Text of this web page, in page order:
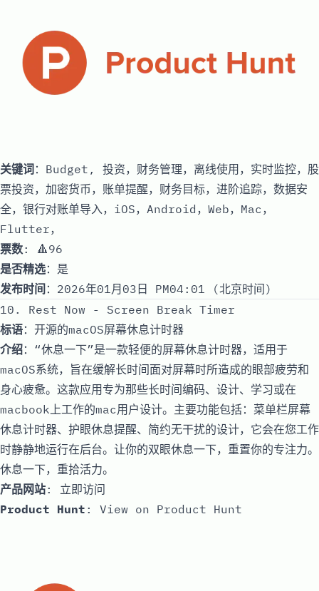
关键词 ：Budget, 投资，财务管理，离线使用，实时监控，股
票投资，加密货币，账单提醒，财务目标，进阶追踪，数据安
全，银行对账单导入，iOS，Android，Web，Mac，
Flutter，
票数: 🔺96
是否精选：是
发布时间 ：2026年01月03日 PM04:01 (北京时间)
10. Rest Now - Screen Break Timer
标语：开源的macOS屏幕休息计时器
介绍：“休息一下”是一款轻便的屏幕休息计时器，适用于
macOS系统，旨在缓解长时间面对屏幕时所造成的眼部疲劳和
身心疲惫。这款应用专为那些长时间编码、设计、学习或在
macbook上工作的mac用户设计。主要功能包括：菜单栏屏幕
休息计时器、护眼休息提醒、简约无干扰的设计，它会在您工作
时静静地运行在后台。让你的双眼休息一下，重置你的专注力。
休息一下，重拾活力。
产品网站: 立即访问
Product Hunt : View on Product Hunt